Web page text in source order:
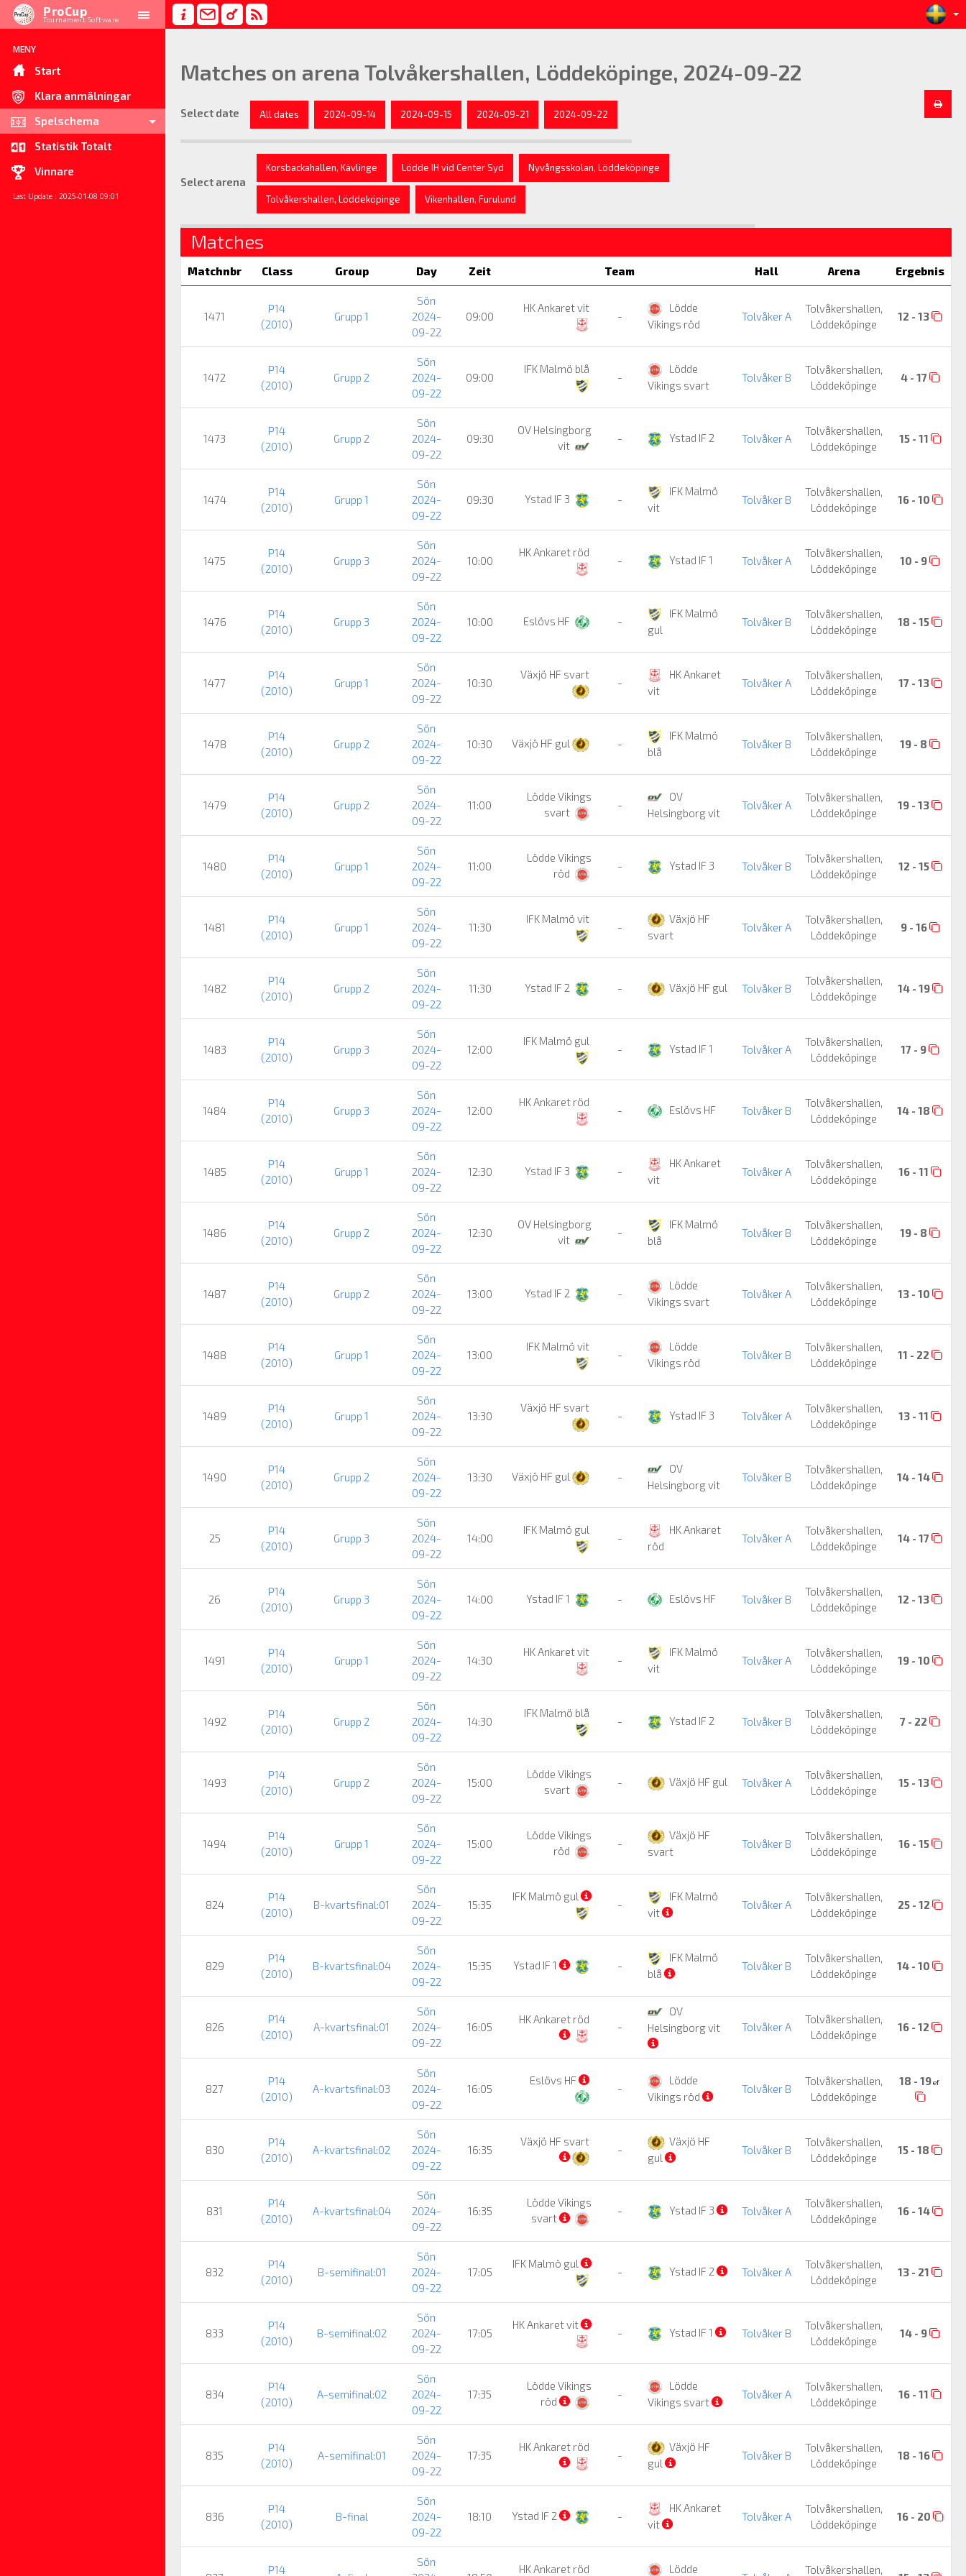
ProCup
Tournament Software
MENY
Start
Klara anmälningar
Spelschema
Statistik Totalt
Vinnare
Last Update : 2025-01-08 09:01
Matches on arena Tolvåkershallen, Löddeköpinge, 2024-09-22
Select date All dates 2024-09-14 2024-09-15 2024-09-21 2024-09-22
Select arena
Korsbackahallen, Kävlinge Lödde IH vid Center Syd Nyvångsskolan, Löddeköpinge
Tolvåkershallen, Löddeköpinge Vikenhallen, Furulund
Matches
Matchnbr Class Group Day Zeit Team Hall Arena Ergebnis
1471
P14
(2010)
Grupp 1
Sön
2024-
09-22
09:00
HK Ankaret vit
-
Lödde
Vikings röd
Tolvåker A
Tolvåkershallen,
Löddeköpinge
12 - 13
1472
P14
(2010)
Grupp 2
Sön
2024-
09-22
09:00
IFK Malmö blå
-
Lödde
Vikings svart
Tolvåker B
Tolvåkershallen,
Löddeköpinge
4 - 17
1473
P14
(2010)
Grupp 2
Sön
2024-
09-22
09:30
OV Helsingborg
vit
- Ystad IF 2 Tolvåker A
Tolvåkershallen,
Löddeköpinge
15 - 11
1474
P14
(2010)
Grupp 1
Sön
2024-
09-22
09:30 Ystad IF 3 -
IFK Malmö
vit
Tolvåker B
Tolvåkershallen,
Löddeköpinge
16 - 10
1475
P14
(2010)
Grupp 3
Sön
2024-
09-22
10:00
HK Ankaret röd
- Ystad IF 1 Tolvåker A
Tolvåkershallen,
Löddeköpinge
10 - 9
1476
P14
(2010)
Grupp 3
Sön
2024-
09-22
10:00 Eslövs HF -
IFK Malmö
gul
Tolvåker B
Tolvåkershallen,
Löddeköpinge
18 - 15
1477
P14
(2010)
Grupp 1
Sön
2024-
09-22
10:30
Växjö HF svart
-
HK Ankaret
vit
Tolvåker A
Tolvåkershallen,
Löddeköpinge
17 - 13
1478
P14
(2010)
Grupp 2
Sön
2024-
09-22
10:30 Växjö HF gul -
IFK Malmö
blå
Tolvåker B
Tolvåkershallen,
Löddeköpinge
19 - 8
1479
P14
(2010)
Grupp 2
Sön
2024-
09-22
11:00
Lödde Vikings
svart
-
OV
Helsingborg vit
Tolvåker A
Tolvåkershallen,
Löddeköpinge
19 - 13
1480
P14
(2010)
Grupp 1
Sön
2024-
09-22
11:00
Lödde Vikings
röd
- Ystad IF 3 Tolvåker B
Tolvåkershallen,
Löddeköpinge
12 - 15
1481
P14
(2010)
Grupp 1
Sön
2024-
09-22
11:30
IFK Malmö vit
-
Växjö HF
svart
Tolvåker A
Tolvåkershallen,
Löddeköpinge
9 - 16
1482
P14
(2010)
Grupp 2
Sön
2024-
09-22
11:30 Ystad IF 2 - Växjö HF gul Tolvåker B
Tolvåkershallen,
Löddeköpinge
14 - 19
1483
P14
(2010)
Grupp 3
Sön
2024-
09-22
12:00
IFK Malmö gul
- Ystad IF 1 Tolvåker A
Tolvåkershallen,
Löddeköpinge
17 - 9
1484
P14
(2010)
Grupp 3
Sön
2024-
09-22
12:00
HK Ankaret röd
- Eslövs HF Tolvåker B
Tolvåkershallen,
Löddeköpinge
14 - 18
1485
P14
(2010)
Grupp 1
Sön
2024-
09-22
12:30 Ystad IF 3 -
HK Ankaret
vit
Tolvåker A
Tolvåkershallen,
Löddeköpinge
16 - 11
1486
P14
(2010)
Grupp 2
Sön
2024-
09-22
12:30
OV Helsingborg
vit
-
IFK Malmö
blå
Tolvåker B
Tolvåkershallen,
Löddeköpinge
19 - 8
1487
P14
(2010)
Grupp 2
Sön
2024-
09-22
13:00 Ystad IF 2 -
Lödde
Vikings svart
Tolvåker A
Tolvåkershallen,
Löddeköpinge
13 - 10
1488
P14
(2010)
Grupp 1
Sön
2024-
09-22
13:00
IFK Malmö vit
-
Lödde
Vikings röd
Tolvåker B
Tolvåkershallen,
Löddeköpinge
11 - 22
1489
P14
(2010)
Grupp 1
Sön
2024-
09-22
13:30
Växjö HF svart
- Ystad IF 3 Tolvåker A
Tolvåkershallen,
Löddeköpinge
13 - 11
1490
P14
(2010)
Grupp 2
Sön
2024-
09-22
13:30 Växjö HF gul -
OV
Helsingborg vit
Tolvåker B
Tolvåkershallen,
Löddeköpinge
14 - 14
25
P14
(2010)
Grupp 3
Sön
2024-
09-22
14:00
IFK Malmö gul
-
HK Ankaret
röd
Tolvåker A
Tolvåkershallen,
Löddeköpinge
14 - 17
26
P14
(2010)
Grupp 3
Sön
2024-
09-22
14:00 Ystad IF 1 - Eslövs HF Tolvåker B
Tolvåkershallen,
Löddeköpinge
12 - 13
1491
P14
(2010)
Grupp 1
Sön
2024-
09-22
14:30
HK Ankaret vit
-
IFK Malmö
vit
Tolvåker A
Tolvåkershallen,
Löddeköpinge
19 - 10
1492
P14
(2010)
Grupp 2
Sön
2024-
09-22
14:30
IFK Malmö blå
- Ystad IF 2 Tolvåker B
Tolvåkershallen,
Löddeköpinge
7 - 22
1493
P14
(2010)
Grupp 2
Sön
2024-
09-22
15:00
Lödde Vikings
svart
- Växjö HF gul Tolvåker A
Tolvåkershallen,
Löddeköpinge
15 - 13
1494
P14
(2010)
Grupp 1
Sön
2024-
09-22
15:00
Lödde Vikings
röd
-
Växjö HF
svart
Tolvåker B
Tolvåkershallen,
Löddeköpinge
16 - 15
824
P14
(2010)
B-kvartsfinal:01
Sön
2024-
09-22
15:35
IFK Malmö gul
-
IFK Malmö
vit
Tolvåker A
Tolvåkershallen,
Löddeköpinge
25 - 12
829
P14
(2010)
B-kvartsfinal:04
Sön
2024-
09-22
15:35 Ystad IF 1 -
IFK Malmö
blå
Tolvåker B
Tolvåkershallen,
Löddeköpinge
14 - 10
826
P14
(2010)
A-kvartsfinal:01
Sön
2024-
09-22
16:05
HK Ankaret röd
-
OV
Helsingborg vit
Tolvåker A
Tolvåkershallen,
Löddeköpinge
16 - 12
827
P14
(2010)
A-kvartsfinal:03
Sön
2024-
09-22
16:05
Eslövs HF
-
Lödde
Vikings röd
Tolvåker B
Tolvåkershallen,
Löddeköpinge
18 - 19ef
830
P14
(2010)
A-kvartsfinal:02
Sön
2024-
09-22
16:35
Växjö HF svart
-
Växjö HF
gul
Tolvåker B
Tolvåkershallen,
Löddeköpinge
15 - 18
831
P14
(2010)
A-kvartsfinal:04
Sön
2024-
09-22
16:35
Lödde Vikings
svart
- Ystad IF 3 Tolvåker A
Tolvåkershallen,
Löddeköpinge
16 - 14
832
P14
(2010)
B-semifinal:01
Sön
2024-
09-22
17:05
IFK Malmö gul
- Ystad IF 2 Tolvåker A
Tolvåkershallen,
Löddeköpinge
13 - 21
833
P14
(2010)
B-semifinal:02
Sön
2024-
09-22
17:05
HK Ankaret vit
- Ystad IF 1 Tolvåker B
Tolvåkershallen,
Löddeköpinge
14 - 9
834
P14
(2010)
A-semifinal:02
Sön
2024-
09-22
17:35
Lödde Vikings
röd
-
Lödde
Vikings svart
Tolvåker A
Tolvåkershallen,
Löddeköpinge
16 - 11
835
P14
(2010)
A-semifinal:01
Sön
2024-
09-22
17:35
HK Ankaret röd
-
Växjö HF
gul
Tolvåker B
Tolvåkershallen,
Löddeköpinge
18 - 16
836
P14
(2010)
B-final
Sön
2024-
09-22
18:10 Ystad IF 2 -
HK Ankaret
vit
Tolvåker A
Tolvåkershallen,
Löddeköpinge
16 - 20
P14
Sön
HK Ankaret röd Lödde Tolvåkershallen,